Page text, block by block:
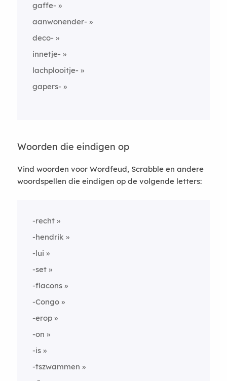
gaffe-
aanwonender-
deco-
innetje-
lachplooitje-
gapers-
Woorden die eindigen op
Vind woorden voor Wordfeud, Scrabble en andere
woordspellen die eindigen op de volgende letters:
-recht
-hendrik
-lui
-set
-flacons
-Congo
-erop
-on
-is
-tszwammen